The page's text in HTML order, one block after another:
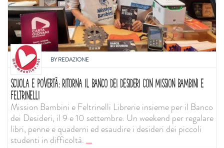
BYREDAZIONE
SCUOLA E POVERTÀ: RITORNA IL BANCO DEI DESIDERI CON MISSION BAMBINI E
FELTRINELLI
Mission Bambini e Feltrinelli Librerie insieme per il Banco
dei Desideri, il 9 e 10 settembre. Un weekend per regalare
libri, penne e quaderni ed esaudire i desideri dei piccoli
studenti in difficoltà....